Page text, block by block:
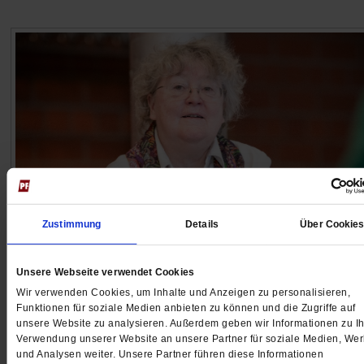
Zustimmung Details Über Cookies
Unsere Webseite verwendet Cookies
Wir verwenden Cookies, um Inhalte und Anzeigen zu personalisieren,
Funktionen für soziale Medien anbieten zu können und die Zugriffe auf
unsere Website zu analysieren. Außerdem geben wir Informationen zu
Verwendung unserer Website an unsere Partner für soziale Medien,
und Analysen weiter. Unsere Partner führen diese Informationen
Dorothea Sattler
Ökumenische Theologie in Münster eingespart wird.
der Sparkurs auf Kosten der Ökumene? /mehr